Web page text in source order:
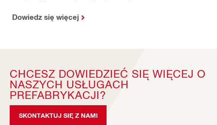
Dowiedz się więcej
CHCESZ DOWIEDZIEĆ SIĘ WIĘCEJ O
NASZYCH USŁUGACH
PREFABRYKACJI?
SKONTAKTUJ SIĘ Z NAMI